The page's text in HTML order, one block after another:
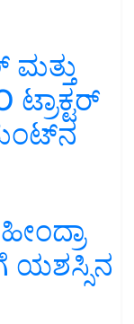
ಯಶಸ್ಸಿನ